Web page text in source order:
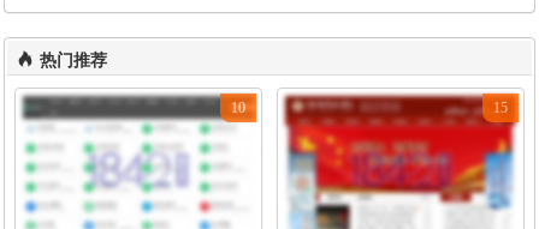
热门推荐
10 15